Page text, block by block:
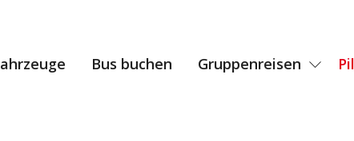
Bus buchen Gruppenreisen